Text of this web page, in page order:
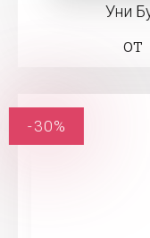
Уни
от
-30%